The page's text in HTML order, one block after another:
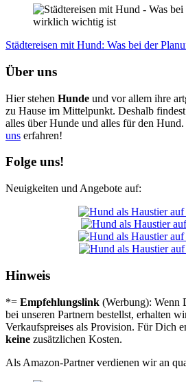
Städ­te­rei­sen mit Hund: Was bei der
Über uns
Hier stehen Hunde und vor allem ihre
zu Hause im Mittelpunkt. Deshalb
alles über Hunde und alles für den
uns erfahren!
Folge uns!
Neuigkeiten und Angebote auf:
Hinweis
*= Empfehlungslink (Werbung): Wenn
bei unseren Partnern bestellst, erhalten
Verkaufspreises als Provision. Für Dich
keine zusätzlichen Kosten.
Als Amazon-Partner verdienen wir an